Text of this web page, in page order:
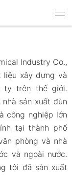
Industry Co.,
liệu xây dựng và
ty trên thế giới.
sản xuất đùn
công nghiệp lớn
tại thành phố
phòng và nhà
và ngoài nước.
tôi đã sản xuất